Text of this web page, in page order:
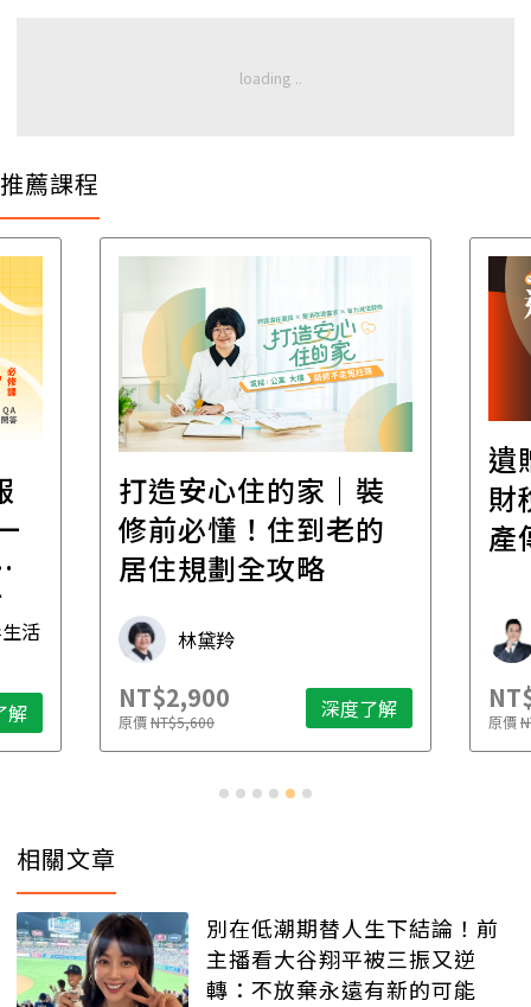
推薦課程
活
解
打造安心住的家｜裝
修前必懂！住到老的
居住規劃全攻略
林黛羚
NT$2,900
原價NT$5,600 深度了解
遺
財
產
原價
相關文章
別在低潮期替人生下結論！前
主播看大谷翔平被三振又逆
轉：不放棄永遠有新的可能